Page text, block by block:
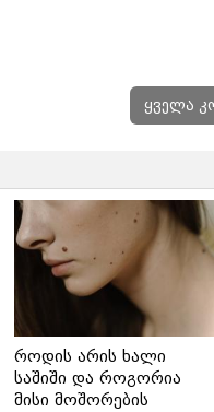
ყველა
როდის არის ხალი
საშიში და როგორია
მისი მოშორების